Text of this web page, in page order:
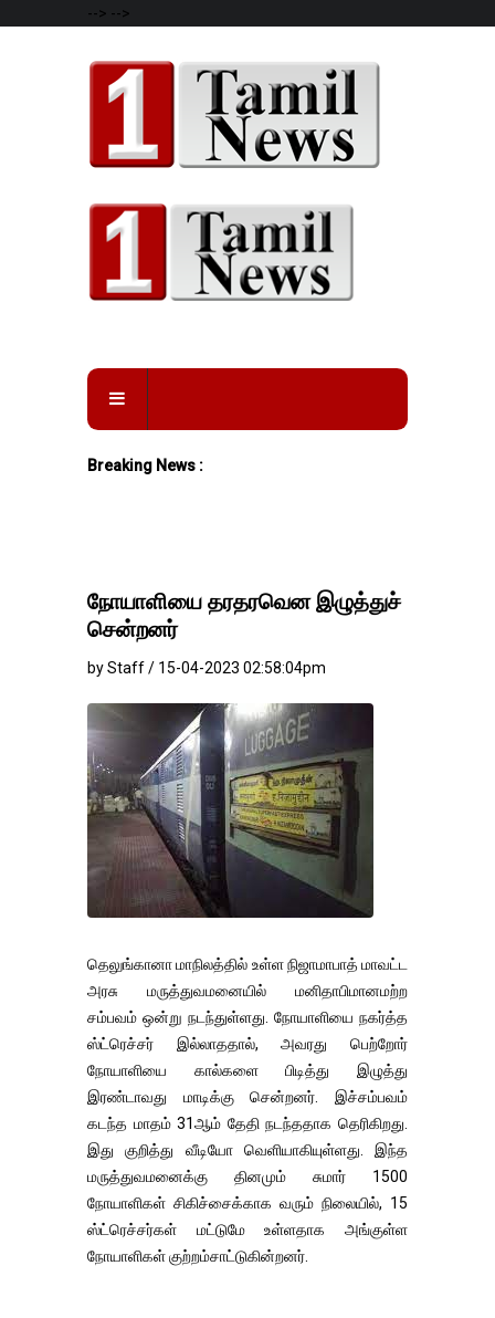
--> -->
Breaking News :
நோயாளியை தரதரவென இழுத்துச்
சென்றனர்
by Staff / 15-04-2023 02:58:04pm
தெலுங்கானா மாநிலத்தில் உள்ள நிஜாமாபாத் மாவட்ட
அரசு மருத்துவமனையில் மனிதாபிமானமற்ற
சம்பவம் ஒன்று நடந்துள்ளது. நோயாளியை நகர்த்த
ஸ்ட்ரெச்சர் இல்லாததால், அவரது பெற்றோர்
நோயாளியை கால்களை பிடித்து இழுத்து
இரண்டாவது மாடிக்கு சென்றனர். இச்சம்பவம்
கடந்த மாதம் 31ஆம் தேதி நடந்ததாக தெரிகிறது.
இது குறித்து வீடியோ வெளியாகியுள்ளது. இந்த
மருத்துவமனைக்கு தினமும் சுமார் 1500
நோயாளிகள் சிகிச்சைக்காக வரும் நிலையில், 15
ஸ்ட்ரெச்சர்கள் மட்டுமே உள்ளதாக அங்குள்ள
நோயாளிகள் குற்றம்சாட்டுகின்றனர்.